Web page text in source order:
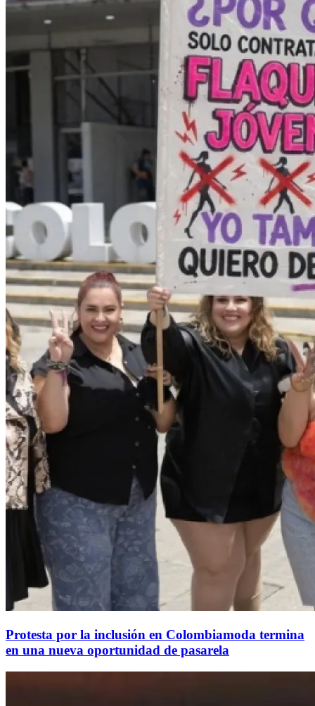
Protesta por la inclusión en Colombiamoda termina
en una nueva oportunidad de pasarela